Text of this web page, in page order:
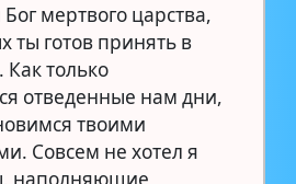
мертвого царства,
ты готов принять в
Как только
отведенные нам дни,
твоими
Совсем не хотел я